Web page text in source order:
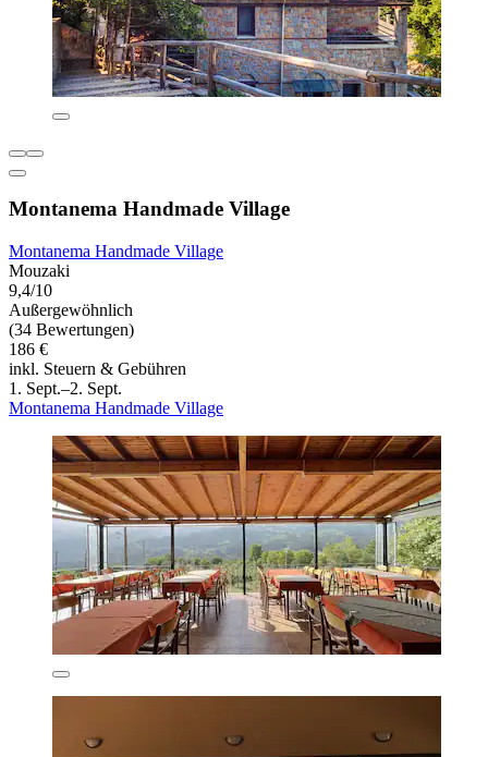
Montanema Handmade Village
Montanema Handmade Village
Mouzaki
9,4/10
Außergewöhnlich
(34 Bewertungen)
186 €
inkl. Steuern & Gebühren
1. Sept.–2. Sept.
Montanema Handmade Village